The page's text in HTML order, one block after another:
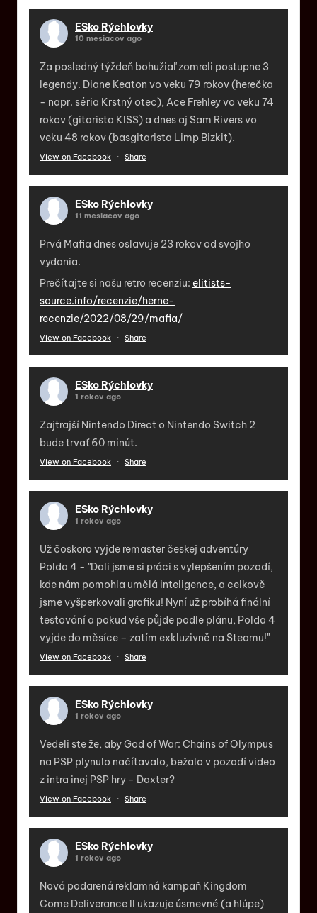
ESko Rýchlovky
10 mesiacov ago
Za posledný týždeň bohužiaľ zomreli postupne 3
legendy. Diane Keaton vo veku 79 rokov (herečka
- napr. séria Krstný otec), Ace Frehley vo veku 74
rokov (gitarista KISS) a dnes aj Sam Rivers vo
veku 48 rokov (basgitarista Limp Bizkit).
View on Facebook · Share
ESko Rýchlovky
11 mesiacov ago
Prvá Mafia dnes oslavuje 23 rokov od svojho
vydania.
Prečítajte si našu retro recenziu: elitists-
source.info/recenzie/herne-
recenzie/2022/08/29/mafia/
View on Facebook · Share
ESko Rýchlovky
1 rokov ago
Zajtrajší Nintendo Direct o Nintendo Switch 2
bude trvať 60 minút.
View on Facebook · Share
ESko Rýchlovky
1 rokov ago
Už čoskoro vyjde remaster českej adventúry
Polda 4 - "Dali jsme si práci s vylepšením pozadí,
kde nám pomohla umělá inteligence, a celkově
jsme vyšperkovali grafiku! Nyní už probíhá finální
testování a pokud vše půjde podle plánu, Polda 4
vyjde do měsíce – zatím exkluzivně na Steamu!"
View on Facebook · Share
ESko Rýchlovky
1 rokov ago
Vedeli ste že, aby God of War: Chains of Olympus
na PSP plynulo načítavalo, bežalo v pozadí video
z intra inej PSP hry - Daxter?
View on Facebook · Share
ESko Rýchlovky
1 rokov ago
Nová podarená reklamná kampaň Kingdom
Come Deliverance II ukazuje úsmevné (a hlúpe)